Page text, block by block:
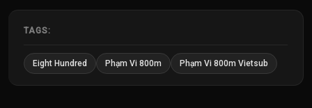
TAGS:
Eight Hundred Phạm Vi 800m Phạm Vi 800m Vietsub